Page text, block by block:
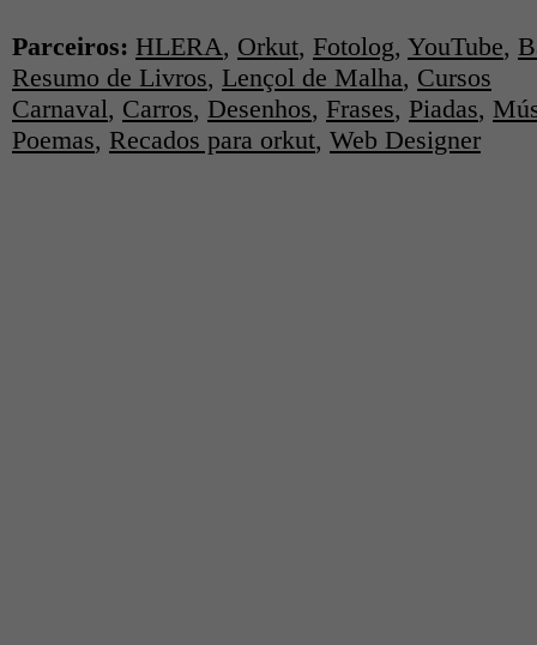
Parceiros: HLERA, Orkut, Fotolog, YouTube,
Resumo de Livros, Lençol de Malha, Cursos
Carnaval, Carros, Desenhos, Frases, Piadas,
Poemas, Recados para orkut, Web Designer